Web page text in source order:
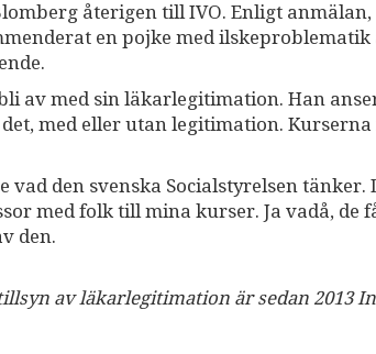
återigen till IVO. Enligt
en pojke med
av med sin läkarlegitimation. Han
med eller utan legitimation.
vad den svenska Socialstyrelsen
med folk till mina kurser. Ja vadå, de
den.
av läkarlegitimation är sedan 2013